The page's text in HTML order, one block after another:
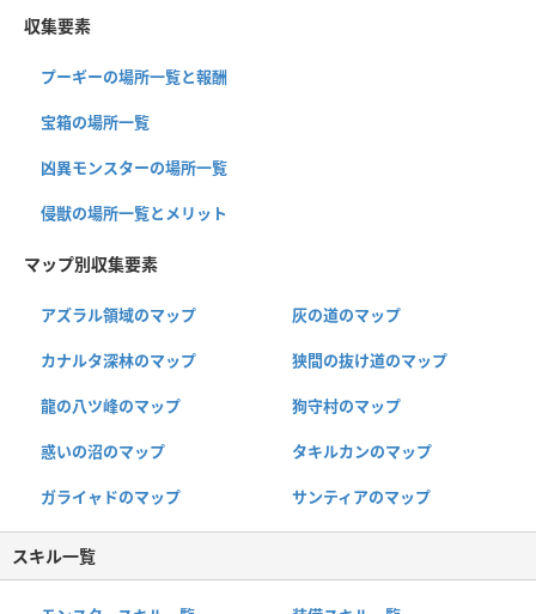
収集要素
プーギーの場所一覧と報酬
宝箱の場所一覧
凶異モンスターの場所一覧
侵獣の場所一覧とメリット
マップ別収集要素
アズラル領域のマップ 灰の道のマップ
カナルタ深林のマップ 狭間の抜け道のマップ
龍の八ツ峰のマップ 狗守村のマップ
惑いの沼のマップ タキルカンのマップ
ガライャドのマップ サンティアのマップ
スキル一覧